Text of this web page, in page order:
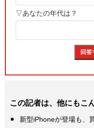
この記者は、他にもこ
新型iPhoneが登場も、